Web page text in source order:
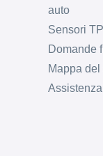
auto
Sensori
Domande
Mappa del